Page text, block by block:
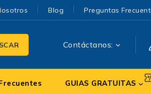
Blog Preguntas
Contáctanos:
GUIAS GRATUITAS